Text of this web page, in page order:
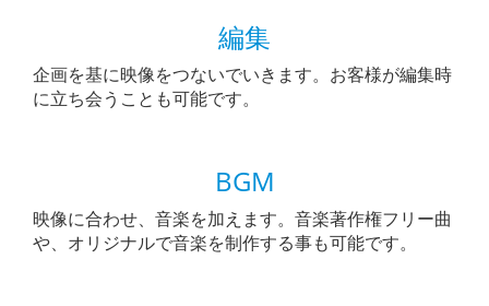
編集
企画を基に映像をつないでいきます。お客様が編集時
に立ち会うことも可能です。
BGM
映像に合わせ、音楽を加えます。音楽著作権フリー曲
や、オリジナルで音楽を制作する事も可能です。